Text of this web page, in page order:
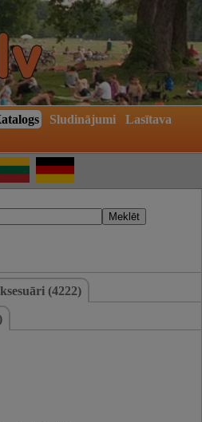
Sludinājumi
Lasītava
(4222)